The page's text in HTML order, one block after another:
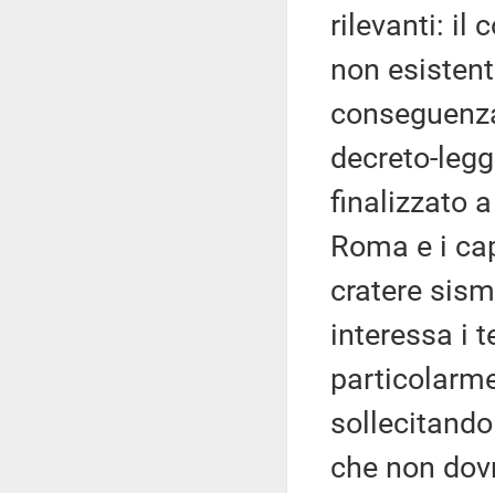
rilevanti: il
non
decreto-
finalizzato
Roma e i
cratere
interessa i
che non